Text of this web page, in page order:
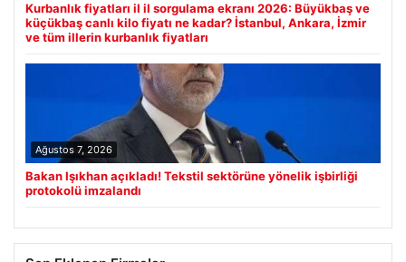
Kurbanlık fiyatları il il sorgulama ekranı 2026: Büyükbaş ve
küçükbaş canlı kilo fiyatı ne kadar? İstanbul, Ankara, İzmir
ve tüm illerin kurbanlık fiyatları
Ağustos 7, 2026
Bakan Işıkhan açıkladı! Tekstil sektörüne yönelik işbirliği
protokolü imzalandı